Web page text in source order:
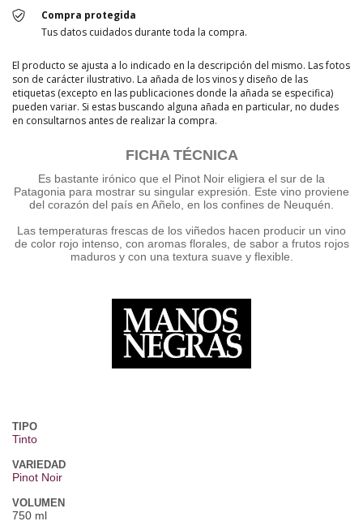
Compra protegida
Tus datos cuidados durante toda la compra.
El producto se ajusta a lo indicado en la descripción del mismo. Las fotos
son de carácter ilustrativo. La añada de los vinos y diseño de las
etiquetas (excepto en las publicaciones donde la añada se especifica)
pueden variar. Si estas buscando alguna añada en particular, no dudes
en consultarnos antes de realizar la compra.
FICHA TÉCNICA
Es bastante irónico que el Pinot Noir eligiera el sur de la
Patagonia para mostrar su singular expresión. Este vino proviene
del corazón del país en Añelo, en los confines de Neuquén.
Las temperaturas frescas de los viñedos hacen producir un vino
de color rojo intenso, con aromas florales, de sabor a frutos rojos
maduros y con una textura suave y flexible.
TIPO
Tinto
VARIEDAD
Pinot Noir
VOLUMEN
750 ml